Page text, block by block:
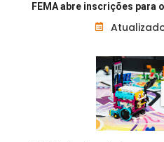
FEMA abre inscrições para